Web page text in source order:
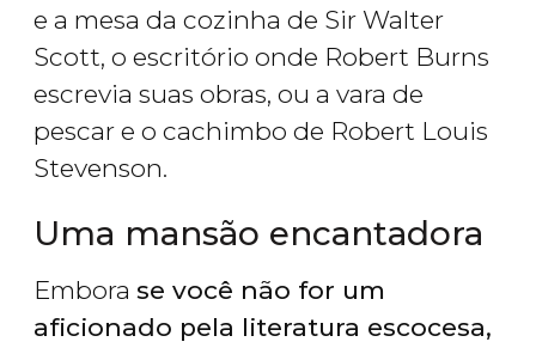
e a mesa da cozinha de Sir Walter
Scott, o escritório onde Robert Burns
escrevia suas obras, ou a vara de
pescar e o cachimbo de Robert Louis
Stevenson.
Uma mansão encantadora
Embora se você não for um
aficionado pela literatura escocesa,